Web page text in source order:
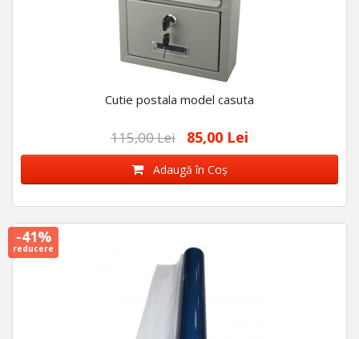
Cutie postala model casuta
115,00 Lei 85,00 Lei
Adaugă în Coş
-41%
reducere